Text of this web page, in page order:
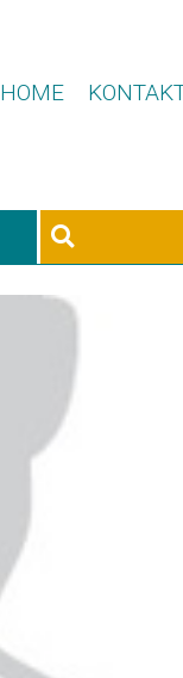
HOME